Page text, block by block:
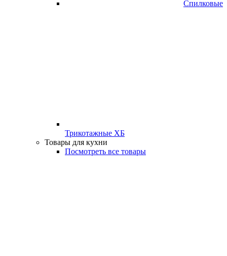
Спилковые
Трикотажные ХБ
Товары для кухни
Посмотреть все товары